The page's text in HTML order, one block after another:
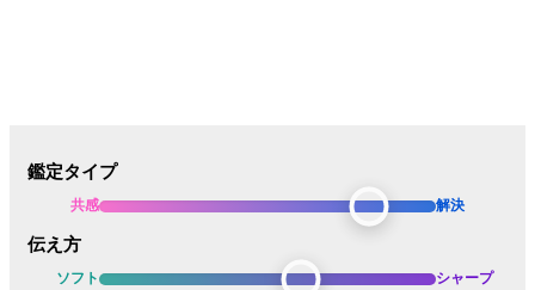
鑑定タイプ
共感 解決
伝え方
ソフト シャープ